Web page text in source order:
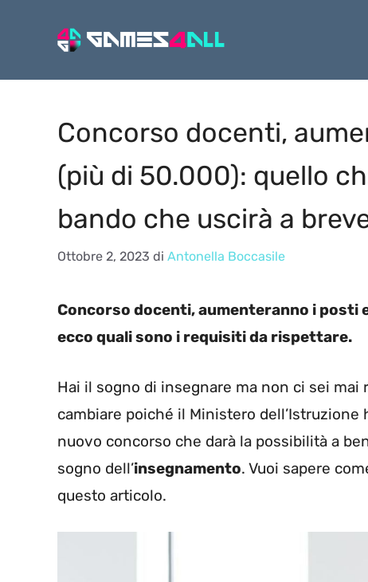
Concorso docenti,
(più di 50.000): quello
bando che uscirà a
Ottobre 2, 2023 di Antonella Boccasile
Concorso docenti, aumenteranno i posti
ecco quali sono i requisiti da rispettare.
Hai il sogno di insegnare ma non ci sei
cambiare poiché il Ministero
nuovo concorso che darà la possibilità a
sogno dell’insegnamento. Vuoi sapere
questo articolo.